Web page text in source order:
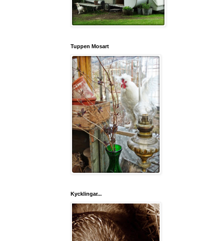
Tuppen Mosart
Kycklingar...